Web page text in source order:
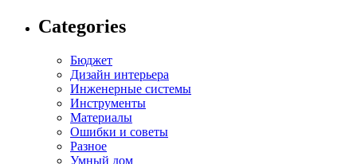
Categories
Бюджет
Дизайн интерьера
Инженерные системы
Инструменты
Материалы
Ошибки и советы
Разное
Умный дом